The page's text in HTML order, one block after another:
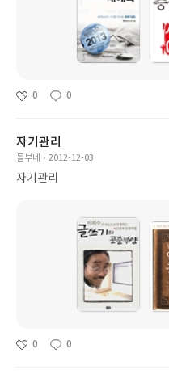
0 0
자기관리
돌부네 2012-12-03
자기관리
0 0